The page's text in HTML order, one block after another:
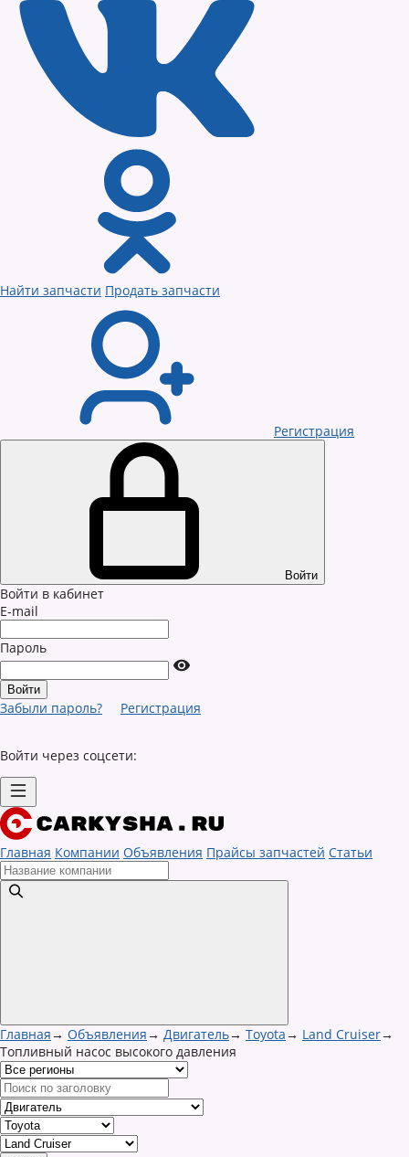
Найти запчасти Продать запчасти
Регистрация
Войти
Войти в кабинет
E-mail
Пароль
Забыли пароль? Регистрация
Войти через соцсети:
Главная Компании Объявления Прайсы запчастей Статьи
Главная→ Объявления→ Двигатель→ Toyota→ Land Cruiser→
Топливный насос высокого давления